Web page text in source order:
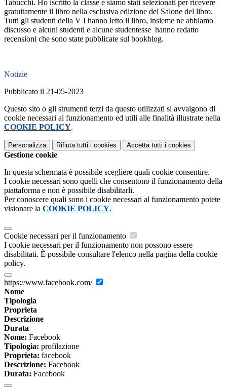
Tabucchi. Ho iscritto la classe e siamo stati selezionati per ricevere
gratuitamente il libro nella esclusiva edizione del Salone del libro.
Tutti gli studenti della V I hanno letto il libro, insieme ne abbiamo
discusso e alcuni studenti e alcune studentesse  hanno redatto
recensioni che sono state pubblicate sul bookblog.
Notizie
Pubblicato il 21-05-2023
Questo sito o gli strumenti terzi da questo utilizzati si avvalgono di
cookie necessari al funzionamento ed utili alle finalità illustrate nella
COOKIE POLICY.
Personalizza Rifiuta tutti i cookies Accetta tutti i cookies
Gestione cookie
In questa schermata è possibile scegliere quali cookie consentire.
I cookie necessari sono quelli che consentono il funzionamento della
piattaforma e non è possibile disabilitarli.
Per conoscere quali sono i cookie necessari al funzionamento potete
visionare la COOKIE POLICY.
Cookie necessari per il funzionamento
I cookie necessari per il funzionamento non possono essere
disabilitati. È possibile consultare l'elenco nella pagina della cookie
policy.
https://www.facebook.com/
Nome
Tipologia
Proprieta
Descrizione
Durata
Nome: Facebook
Tipologia: profilazione
Proprieta: facebook
Descrizione: Facebook
Durata: Facebook